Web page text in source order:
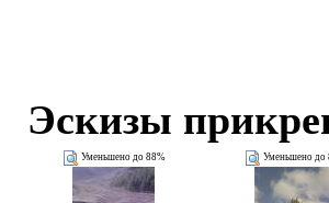
Эскизы
Уменьшено до 88% Уменьшено до